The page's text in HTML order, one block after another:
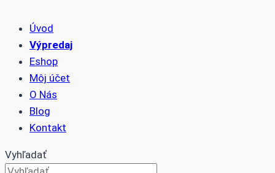
Úvod
Výpredaj
Eshop
Môj účet
O Nás
Blog
Kontakt
Vyhľadať